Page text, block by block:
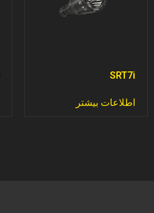
SRT7i
اطلاعات بیشتر